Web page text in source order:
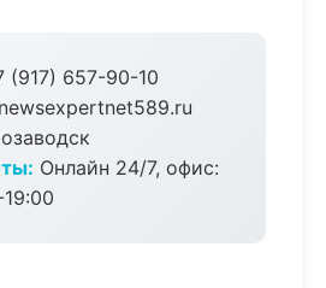
(917) 657-90-10
Онлайн 24/7, офис: